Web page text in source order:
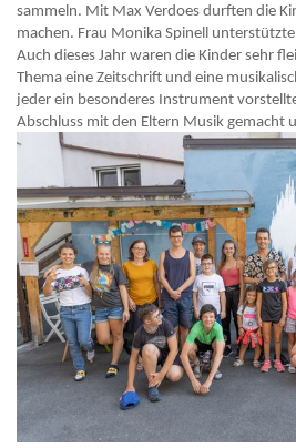
sammeln. Mit Max Verdoes durften die
machen. Frau Monika Spinell
Auch dieses Jahr waren die Kinder sehr
Thema eine Zeitschrift und eine
jeder ein besonderes Instrument
Abschluss mit den Eltern Musik gemacht